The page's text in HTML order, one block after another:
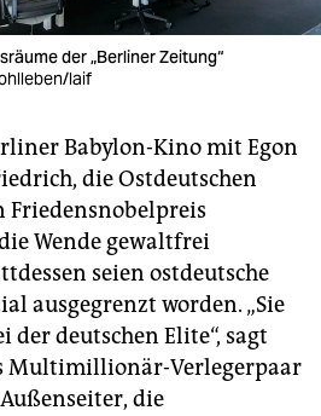
der „Berliner Zeitung“
laif
Babylon-Kino mit Egon
die Ostdeutschen
Friedensnobelpreis
Wende gewaltfrei
seien ostdeutsche
ausgegrenzt worden. „Sie
deutschen Elite“, sagt
Multimillionär-Verlegerpaar
die